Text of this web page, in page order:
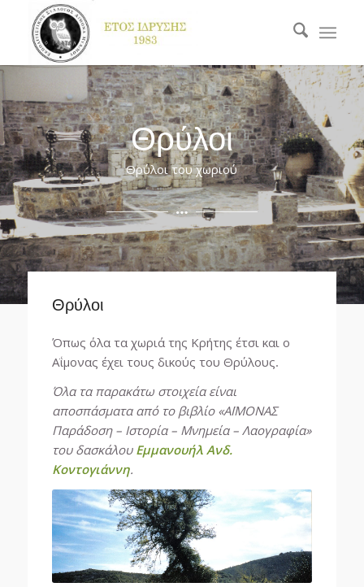
Θρύλοι
Θρύλοι του χωριού
Θρύλοι
Όπως όλα τα χωριά της Κρήτης έτσι και ο
Αΐμονας έχει τους δικούς του Θρύλους.
Όλα τα παρακάτω στοιχεία είναι
αποσπάσματα από το βιβλίο «ΑΪΜΟΝΑΣ
Παράδοση – Ιστορία – Μνημεία – Λαογραφία»
του δασκάλου Εμμανουήλ Ανδ.
Κοντογιάννη.